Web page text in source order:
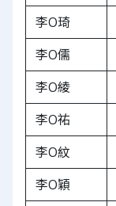
李O琦
李O儒
李O綾
李O祐
李O紋
李O穎